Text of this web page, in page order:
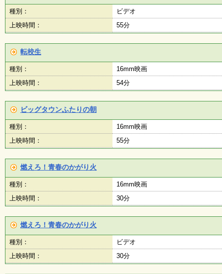
種別：
ビデオ
上映時間：
55分
転校生
種別：
16mm映画
上映時間：
54分
ビッグタウンふたりの朝
種別：
16mm映画
上映時間：
55分
燃えろ！青春のかがり火
種別：
16mm映画
上映時間：
30分
燃えろ！青春のかがり火
種別：
ビデオ
上映時間：
30分